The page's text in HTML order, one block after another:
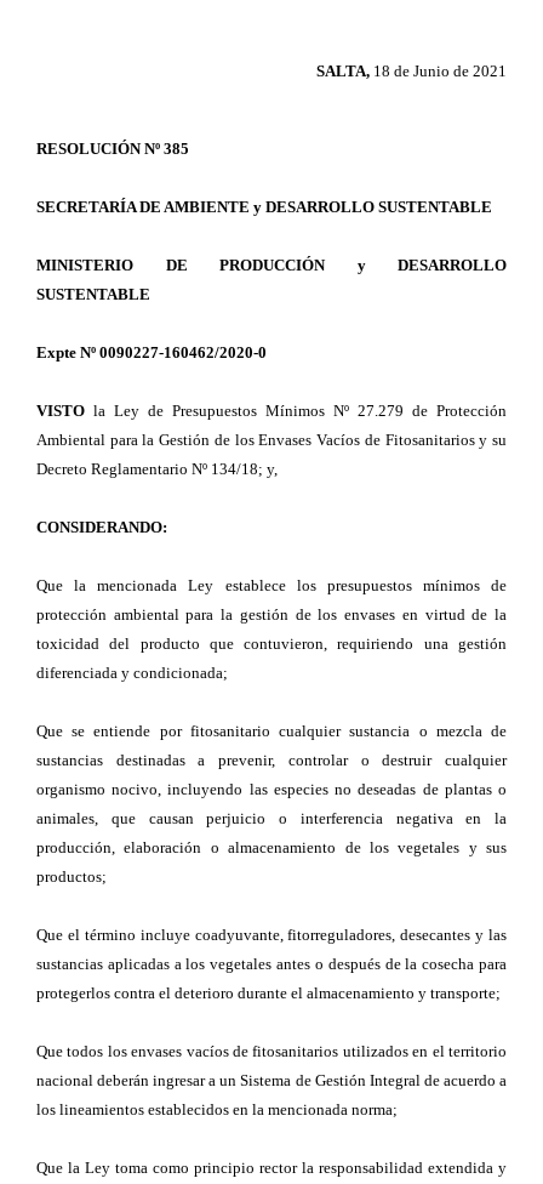
SALTA, 18 de Junio de 2021
RESOLUCIÓN Nº 385
SECRETARÍA DE AMBIENTE y DESARROLLO SUSTENTABLE
MINISTERIO DE PRODUCCIÓN y DESARROLLO
SUSTENTABLE
Expte Nº 0090227-160462/2020-0
VISTO la Ley de Presupuestos Mínimos Nº 27.279 de Protección
Ambiental para la Gestión de los Envases Vacíos de Fitosanitarios y su
Decreto Reglamentario Nº 134/18; y,
CONSIDERANDO:
Que la mencionada Ley establece los presupuestos mínimos de
protección ambiental para la gestión de los envases en virtud de la
toxicidad del producto que contuvieron, requiriendo una gestión
diferenciada y condicionada;
Que se entiende por fitosanitario cualquier sustancia o mezcla de
sustancias destinadas a prevenir, controlar o destruir cualquier
organismo nocivo, incluyendo las especies no deseadas de plantas o
animales, que causan perjuicio o interferencia negativa en la
producción, elaboración o almacenamiento de los vegetales y sus
productos;
Que el término incluye coadyuvante, fitorreguladores, desecantes y las
sustancias aplicadas a los vegetales antes o después de la cosecha para
protegerlos contra el deterioro durante el almacenamiento y transporte;
Que todos los envases vacíos de fitosanitarios utilizados en el territorio
nacional deberán ingresar a un Sistema de Gestión Integral de acuerdo a
los lineamientos establecidos en la mencionada norma;
Que la Ley toma como principio rector la responsabilidad extendida y